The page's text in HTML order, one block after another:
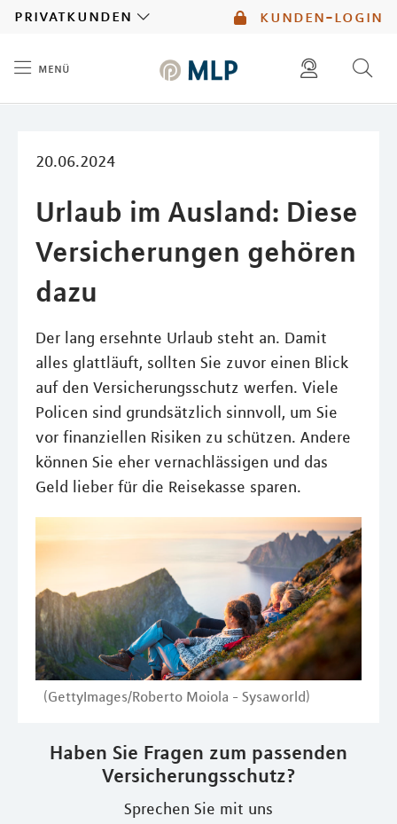
kunden-login
privatkunden
menü
20.06.2024
Urlaub im Ausland: Diese
Versicherungen gehören
dazu
Der lang ersehnte Urlaub steht an. Damit
alles glattläuft, sollten Sie zuvor einen Blick
auf den Versicherungsschutz werfen. Viele
Policen sind grundsätzlich sinnvoll, um Sie
vor finanziellen Risiken zu schützen. Andere
können Sie eher vernachlässigen und das
Geld lieber für die Reisekasse sparen.
(GettyImages/Roberto Moiola - Sysaworld)
Haben Sie Fragen zum passenden
Versicherungsschutz?
Sprechen Sie mit uns